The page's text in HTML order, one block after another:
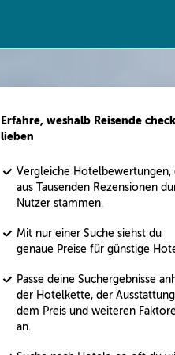
Erfahre, weshalb Reisende
lieben
Vergleiche Hotelbewertungen,
aus Tausenden Rezensionen
Nutzer stammen.
Mit nur einer Suche siehst du
genaue Preise für günstige
Passe deine Suchergebnisse
der Hotelkette, der Ausstattung
dem Preis und weiteren
an.